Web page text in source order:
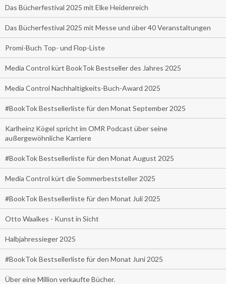
Das Bücherfestival 2025 mit Elke Heidenreich
Das Bücherfestival 2025 mit Messe und über 40 Veranstaltungen
Promi-Buch Top- und Flop-Liste
Media Control kürt BookTok Bestseller des Jahres 2025
Media Control Nachhaltigkeits-Buch-Award 2025
#BookTok Bestsellerliste für den Monat September 2025
Karlheinz Kögel spricht im OMR Podcast über seine
außergewöhnliche Karriere
#BookTok Bestsellerliste für den Monat August 2025
Media Control kürt die Sommerbeststeller 2025
#BookTok Bestsellerliste für den Monat Juli 2025
Otto Waalkes - Kunst in Sicht
Halbjahressieger 2025
#BookTok Bestsellerliste für den Monat Juni 2025
Über eine Million verkaufte Bücher.